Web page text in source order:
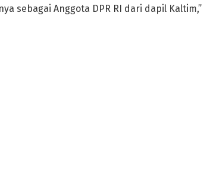
sebagai Anggota DPR RI dari dapil Kaltim,”